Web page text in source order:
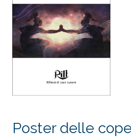
Poster delle